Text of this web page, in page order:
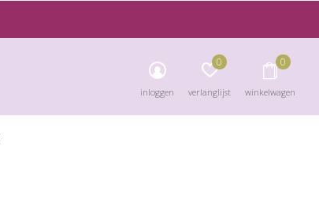
inloggen verlanglijst
0
winkelwagen
0